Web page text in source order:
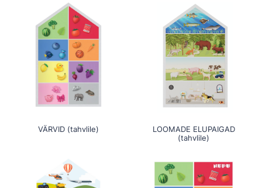
VÄRVID (tahvlile)
LOOMADE ELUPAIGAD
(tahvlile)